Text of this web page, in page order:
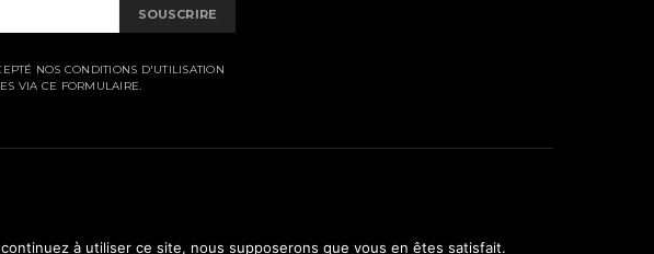
SOUSCRIRE
NOS CONDITIONS D'UTILISATION
VIA CE FORMULAIRE.
à utiliser ce site, nous supposerons que vous en êtes satisfait.